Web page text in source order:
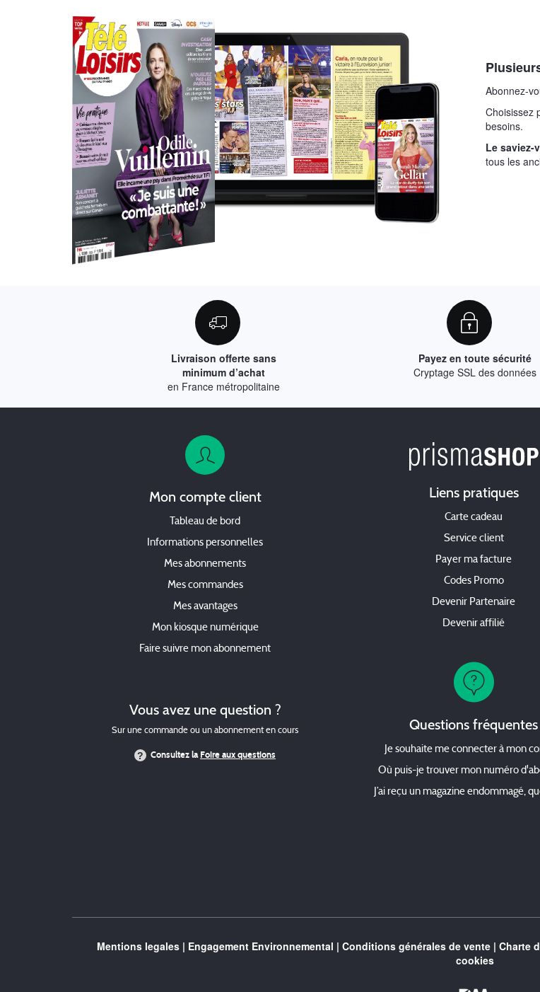
Abonnez-
Choisissez
besoins.
Le saviez-
tous les
Livraison offerte sans
minimum d’achat
en France métropolitaine
Payez en toute sécurité
Cryptage SSL des données
Mon compte client
Tableau de bord
Informations personnelles
Mes abonnements
Mes commandes
Mes avantages
Mon kiosque numérique
Faire suivre mon abonnement
Vous avez une question ?
Sur une commande ou un abonnement en cours
Consultez laFoire aux questions
Liens pratiques
Carte cadeau
Service client
Payer ma facture
Codes Promo
Devenir Partenaire
Devenir affilié
Questions fréquentes
Je souhaite me connecter à mon
Où puis-je trouver mon numéro
J’ai reçu un magazine endommagé,
Mentions legales| Engagement Environnemental | Conditions générales de vente| Charte
cookies